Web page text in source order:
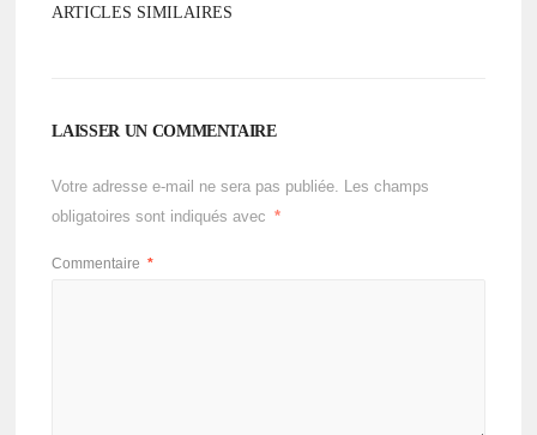
ARTICLES SIMILAIRES
LAISSER UN COMMENTAIRE
Votre adresse e-mail ne sera pas publiée. Les champs
obligatoires sont indiqués avec
*
Commentaire *